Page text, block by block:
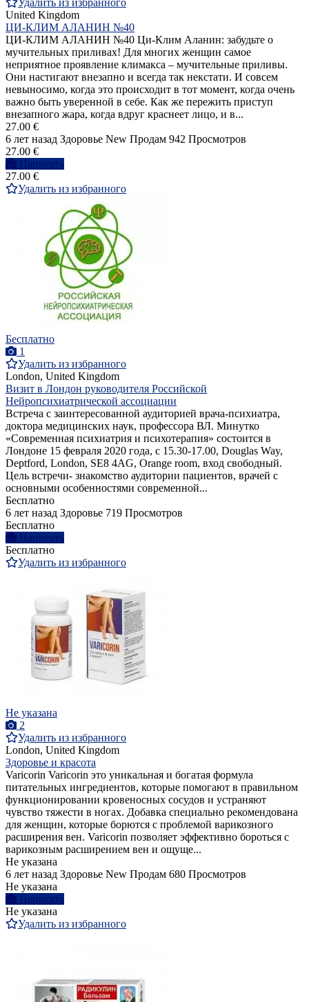
Удалить из избранного
United Kingdom
ЦИ-КЛИМ АЛАНИН №40
ЦИ-КЛИМ АЛАНИН №40 Ци-Клим Аланин: забудьте о
мучительных приливах! Для многих женщин самое
неприятное проявление климакса – мучительные приливы.
Они настигают внезапно и всегда так некстати. И совсем
невыносимо, когда это происходит в тот момент, когда очень
важно быть уверенной в себе. Как же пережить приступ
внезапного жара, когда вдруг краснеет лицо, и в...
27.00 €
6 лет назад Здоровье New Продам 942 Просмотров
27.00 €
Написать
27.00 €
Удалить из избранного
Бесплатно
1
Удалить из избранного
London, United Kingdom
Визит в Лондон руководителя Российской
Нейропсихиатрической ассоциации
Встреча с заинтересованной аудиторией врача-психиатра,
доктора медицинских наук, профессора ВЛ. Минутко
«Современная психиатрия и психотерапия» состоится в
Лондоне 15 февраля 2020 года, с 15.30-17.00, Douglas Way,
Deptford, London, SE8 4AG, Orange room, вход свободный.
Цель встречи- знакомство аудитории пациентов, врачей с
основными особенностями современной...
Бесплатно
6 лет назад Здоровье 719 Просмотров
Бесплатно
Написать
Бесплатно
Удалить из избранного
Не указана
2
Удалить из избранного
London, United Kingdom
Здоровье и красота
Varicorin Varicorin это уникальная и богатая формула
питательных ингредиентов, которые помогают в правильном
функционировании кровеносных сосудов и устраняют
чувство тяжести в ногах. Добавка специально рекомендована
для женщин, которые борются с проблемой варикозного
расширения вен. Varicorin позволяет эффективно бороться с
варикозным расширением вен и ощуще...
Не указана
6 лет назад Здоровье New Продам 680 Просмотров
Не указана
Написать
Не указана
Удалить из избранного